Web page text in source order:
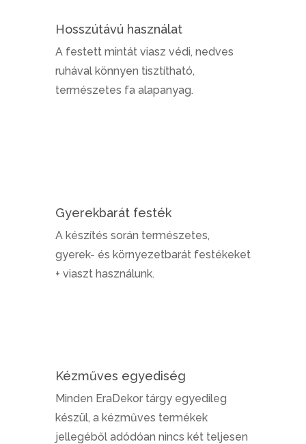
Hosszútávú használat
A festett mintát viasz védi, nedves
ruhával könnyen tisztítható,
természetes fa alapanyag.
Gyerekbarát festék
A készítés során természetes,
gyerek- és környezetbarát festékeket
+ viaszt használunk.
Kézműves egyediség
Minden EraDekor tárgy egyedileg
készül, a kézműves termékek
jellegéből adódóan nincs két teljesen